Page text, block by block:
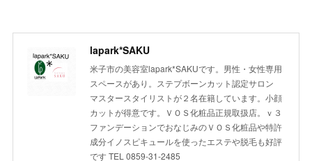
lapark*SAKU
米子市の美容室lapark*SAKUです。男性・女性専用
スペースがあり。ステプボーンカット認定サロン
マスタースタイリストが２名在籍しています。小顔
カットが得意です。ＶＯＳ化粧品正規取扱店。ｖ３
ファンデーションでおなじみのＶＯＳ化粧品や特許
成分イノスピキュールを使ったエステや脱毛も好評
です TEL 0859-31-2485